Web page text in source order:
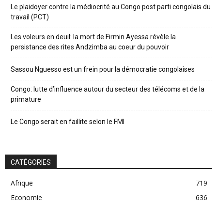
Le plaidoyer contre la médiocrité au Congo post parti congolais du
travail (PCT)
Les voleurs en deuil: la mort de Firmin Ayessa révèle la
persistance des rites Andzimba au coeur du pouvoir
Sassou Nguesso est un frein pour la démocratie congolaises
Congo: lutte d’influence autour du secteur des télécoms et de la
primature
Le Congo serait en faillite selon le FMI
CATÉGORIES
Afrique
719
Economie
636